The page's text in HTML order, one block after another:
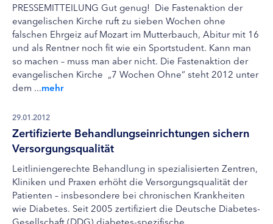
PRESSEMITTEILUNG Gut genug! Die Fastenaktion der
evangelischen Kirche ruft zu sieben Wochen ohne
falschen Ehrgeiz auf Mozart im Mutterbauch, Abitur mit 16
und als Rentner noch fit wie ein Sportstudent. Kann man
so machen – muss man aber nicht. Die Fastenaktion der
evangelischen Kirche „7 Wochen Ohne“ steht 2012 unter
dem ...mehr
29.01.2012
Zertifizierte Behandlungseinrichtungen sichern
Versorgungsqualität
Leitliniengerechte Behandlung in spezialisierten Zentren,
Kliniken und Praxen erhöht die Versorgungsqualität der
Patienten – insbesondere bei chronischen Krankheiten
wie Diabetes. Seit 2005 zertifiziert die Deutsche Diabetes-
Gesellschaft (DDG) diabetes-spezifische